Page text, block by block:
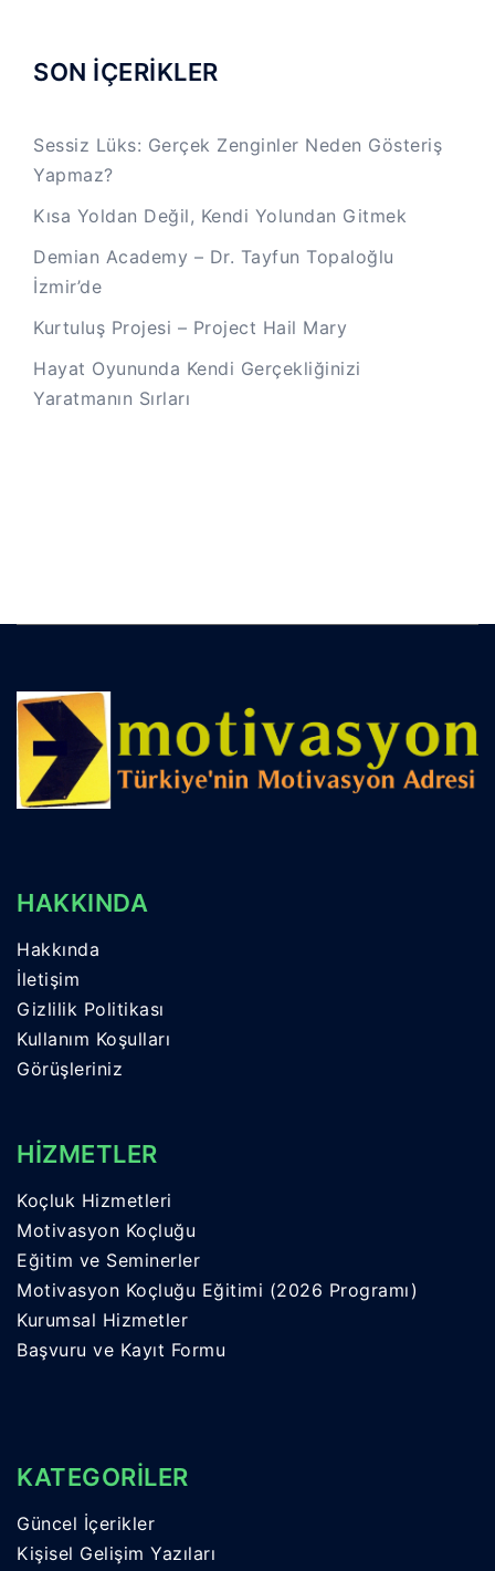
SON İÇERİKLER
Sessiz Lüks: Gerçek Zenginler Neden Gösteriş
Yapmaz?
Kısa Yoldan Değil, Kendi Yolundan Gitmek
Demian Academy – Dr. Tayfun Topaloğlu
İzmir’de
Kurtuluş Projesi – Project Hail Mary
Hayat Oyununda Kendi Gerçekliğinizi
Yaratmanın Sırları
HAKKINDA
Hakkında
İletişim
Gizlilik Politikası
Kullanım Koşulları
Görüşleriniz
HİZMETLER
Koçluk Hizmetleri
Motivasyon Koçluğu
Eğitim ve Seminerler
Motivasyon Koçluğu Eğitimi (2026 Programı)
Kurumsal Hizmetler
Başvuru ve Kayıt Formu
KATEGORİLER
Güncel İçerikler
Kişisel Gelişim Yazıları